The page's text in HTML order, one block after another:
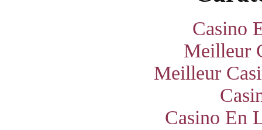
Casino
Meilleur
Meilleur
Casino En